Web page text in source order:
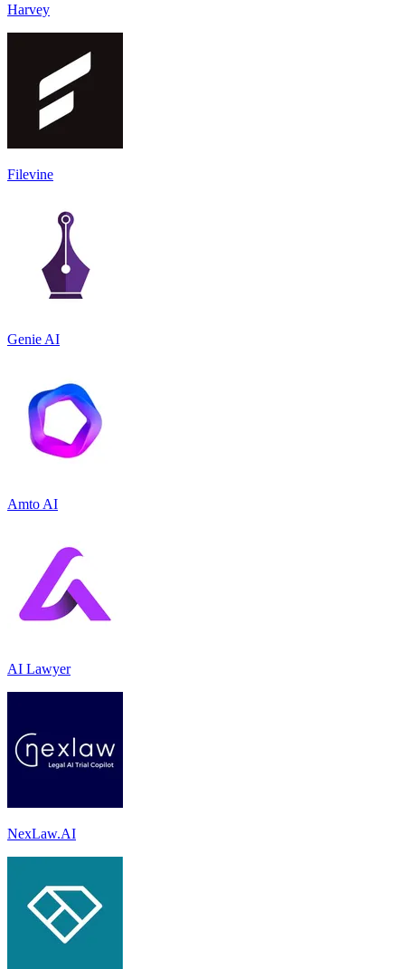
Harvey
Filevine
Genie AI
Amto AI
AI Lawyer
NexLaw.AI